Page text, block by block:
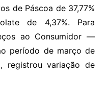
de Páscoa de 37,77%
de 4,37%. Para
ao Consumidor —
período de março de
registrou variação de